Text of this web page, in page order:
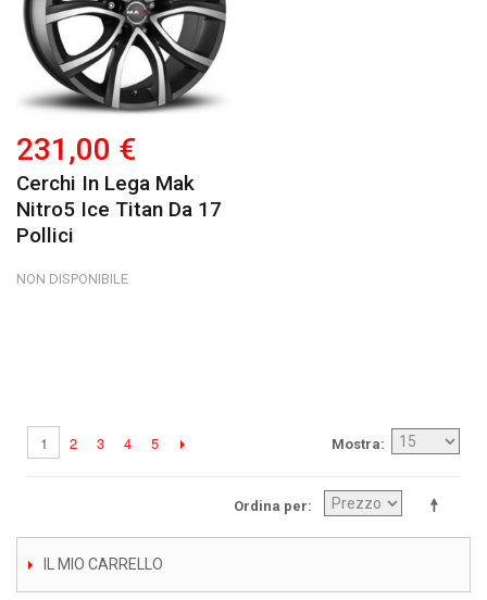
231,00 €
Cerchi In Lega Mak
Nitro5 Ice Titan Da 17
Pollici
NON DISPONIBILE
Mostra
1 2 3 4 5
Ordina per
IL MIO CARRELLO